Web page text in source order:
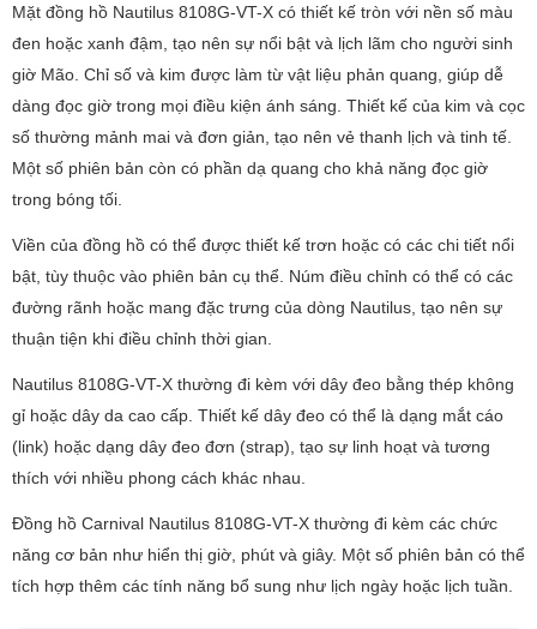
Mặt đồng hồ Nautilus 8108G-VT-X có thiết kế tròn với nền số màu
đen hoặc xanh đậm, tạo nên sự nổi bật và lịch lãm cho người sinh
giờ Mão. Chỉ số và kim được làm từ vật liệu phản quang, giúp dễ
dàng đọc giờ trong mọi điều kiện ánh sáng. Thiết kế của kim và cọc
số thường mảnh mai và đơn giản, tạo nên vẻ thanh lịch và tinh tế.
Một số phiên bản còn có phần dạ quang cho khả năng đọc giờ
trong bóng tối.
Viền của đồng hồ có thể được thiết kế trơn hoặc có các chi tiết nổi
bật, tùy thuộc vào phiên bản cụ thể. Núm điều chỉnh có thể có các
đường rãnh hoặc mang đặc trưng của dòng Nautilus, tạo nên sự
thuận tiện khi điều chỉnh thời gian.
Nautilus 8108G-VT-X thường đi kèm với dây đeo bằng thép không
gỉ hoặc dây da cao cấp. Thiết kế dây đeo có thể là dạng mắt cáo
(link) hoặc dạng dây đeo đơn (strap), tạo sự linh hoạt và tương
thích với nhiều phong cách khác nhau.
Đồng hồ Carnival Nautilus 8108G-VT-X thường đi kèm các chức
năng cơ bản như hiển thị giờ, phút và giây. Một số phiên bản có thể
tích hợp thêm các tính năng bổ sung như lịch ngày hoặc lịch tuần.